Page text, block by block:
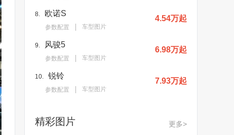
8. 欧诺S
参数配置 车型图片
4.54万起
9. 风骏5
参数配置 车型图片
6.98万起
10. 锐铃
参数配置 车型图片
7.93万起
精彩图片 更多>